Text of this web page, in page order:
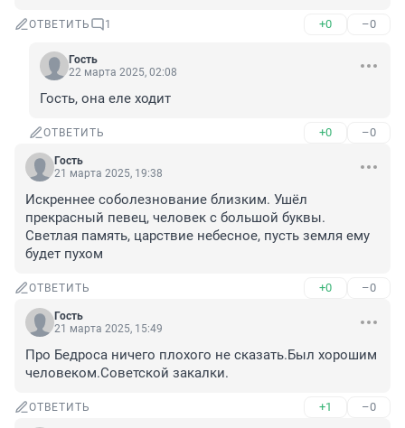
ОТВЕТИТЬ 1 +0 –0
Гость
22 марта 2025, 02:08
Гость, она еле ходит
ОТВЕТИТЬ +0 –0
Гость
21 марта 2025, 19:38
Искреннее соболезнование близким. Ушёл
прекрасный певец, человек с большой буквы.
Светлая память, царствие небесное, пусть земля ему
будет пухом
ОТВЕТИТЬ +0 –0
Гость
21 марта 2025, 15:49
Про Бедроса ничего плохого не сказать.Был хорошим
человеком.Советской закалки.
ОТВЕТИТЬ +1 –0